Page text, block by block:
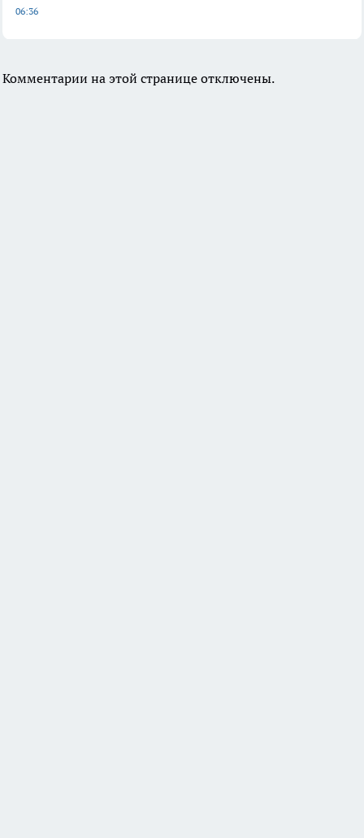
06:36
Комментарии на этой странице отключены.